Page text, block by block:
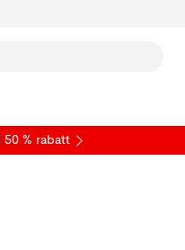
% rabatt